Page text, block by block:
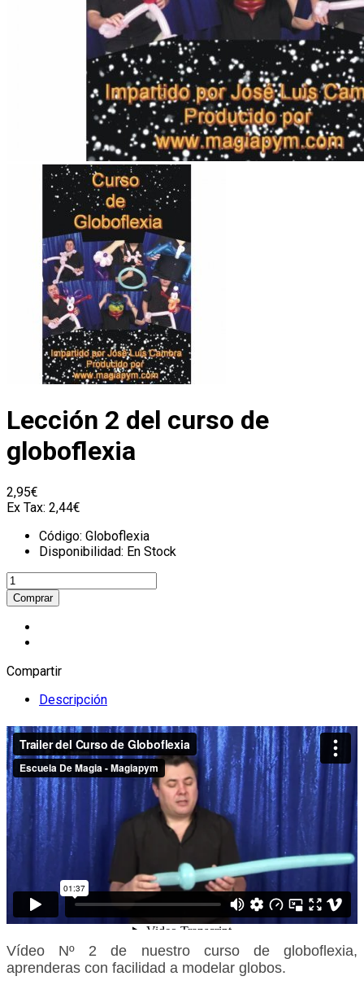
Lección 2 del curso de
globoflexia
2,95€
Ex Tax: 2,44€
Código: Globoflexia
Disponibilidad: En Stock
Compartir
Descripción
Vídeo Nº 2 de nuestro curso de globoflexia,
aprenderas con facilidad a modelar globos.